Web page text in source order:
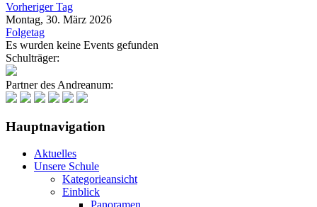
Vorheriger Tag
Montag, 30. März 2026
Folgetag
Es wurden keine Events gefunden
Schulträger:
Partner des Andreanum:
Hauptnavigation
Aktuelles
Unsere Schule
Kategorieansicht
Einblick